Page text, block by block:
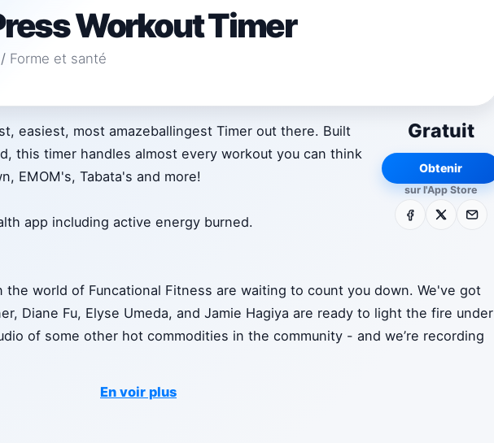
Workout Timer
/ Forme et santé
Gratuit
Obtenir
sur l'App Store
Facebook E-mail
easiest, most amazeballingest Timer out there. Built
this timer handles almost every workout you can think
EMOM's, Tabata's and more!
app including active energy burned.
the world of Funcational Fitness are waiting to count you down. We've got
Diane Fu, Elyse Umeda, and Jamie Hagiya are ready to light the fire under
of some other hot commodities in the community - and we’re recording
En voir plus